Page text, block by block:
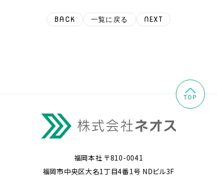
BACK 一覧に戻る NEXT
福岡本社 〒810-0041
福岡市中央区大名1丁目4番1号 NDビル3F
TOP